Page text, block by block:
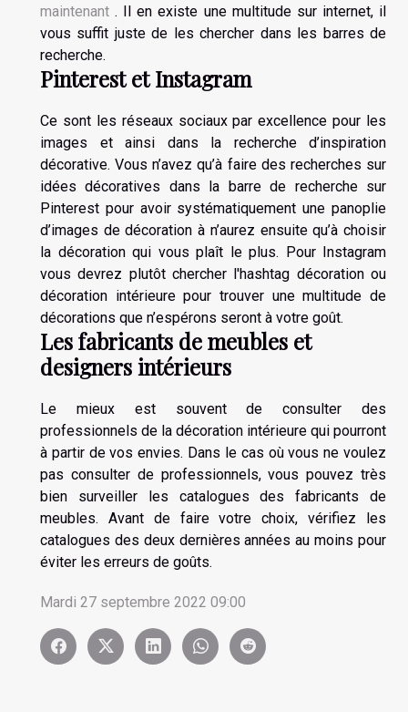
maintenant . Il en existe une multitude sur internet, il
vous suffit juste de les chercher dans les barres de
recherche.
Pinterest et Instagram
Ce sont les réseaux sociaux par excellence pour les
images et ainsi dans la recherche d’inspiration
décorative. Vous n’avez qu’à faire des recherches sur
idées décoratives dans la barre de recherche sur
Pinterest pour avoir systématiquement une panoplie
d’images de décoration à n’aurez ensuite qu’à choisir
la décoration qui vous plaît le plus. Pour Instagram
vous devrez plutôt chercher l'hashtag décoration ou
décoration intérieure pour trouver une multitude de
décorations que n’espérons seront à votre goût.
Les fabricants de meubles et
designers intérieurs
Le mieux est souvent de consulter des
professionnels de la décoration intérieure qui pourront
à partir de vos envies. Dans le cas où vous ne voulez
pas consulter de professionnels, vous pouvez très
bien surveiller les catalogues des fabricants de
meubles. Avant de faire votre choix, vérifiez les
catalogues des deux dernières années au moins pour
éviter les erreurs de goûts.
Mardi 27 septembre 2022 09:00